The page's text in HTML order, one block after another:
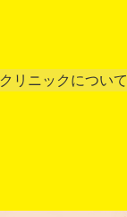
クリニックについて